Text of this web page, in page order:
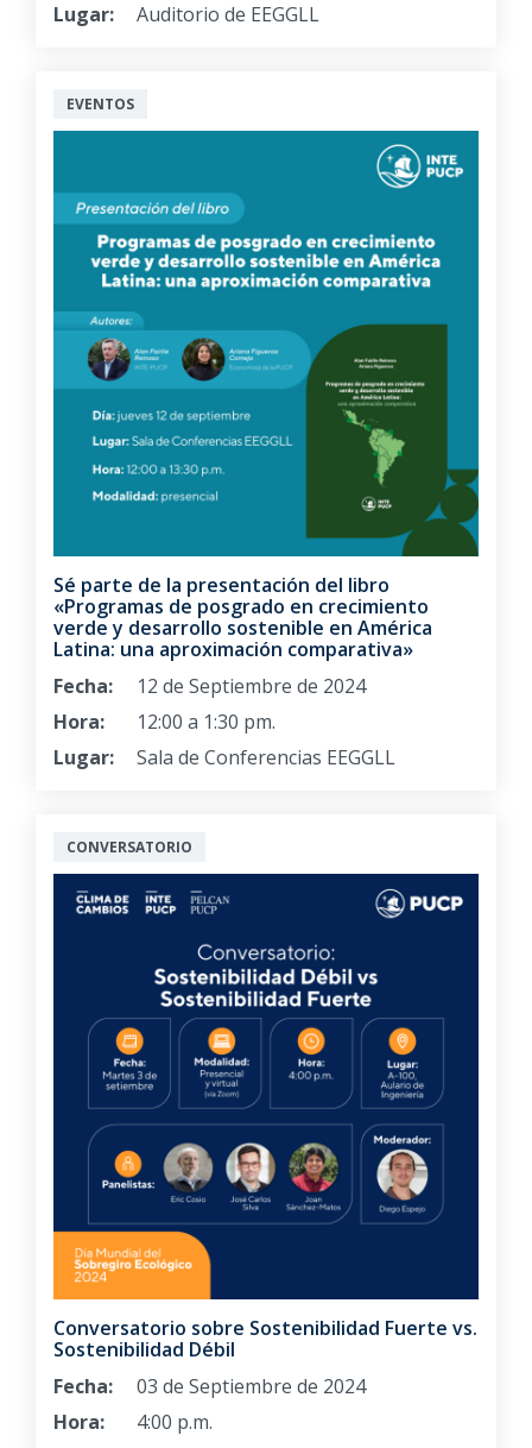
Lugar:
Auditorio de EEGGLL
EVENTOS
Sé parte de la presentación del libro
«Programas de posgrado en crecimiento
verde y desarrollo sostenible en América
Latina: una aproximación comparativa»
Fecha:
12 de Septiembre de 2024
Hora:
12:00 a 1:30 pm.
Lugar:
Sala de Conferencias EEGGLL
CONVERSATORIO
Conversatorio sobre Sostenibilidad Fuerte vs.
Sostenibilidad Débil
Fecha:
03 de Septiembre de 2024
Hora:
4:00 p.m.